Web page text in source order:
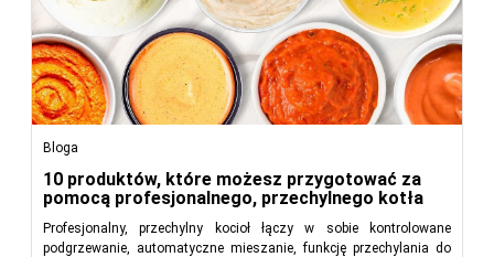
Bloga
10 produktów, które możesz przygotować za
pomocą profesjonalnego, przechylnego kotła
Profesjonalny, przechylny kocioł łączy w sobie kontrolowane
podgrzewanie, automatyczne mieszanie, funkcję przechylania do